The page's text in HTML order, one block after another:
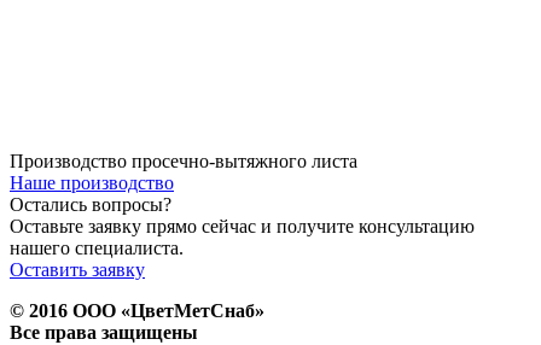
Производство просечно-вытяжного листа
Наше производство
Остались вопросы?
Оставьте заявку прямо сейчас и получите консультацию
нашего специалиста.
Оставить заявку
© 2016 ООО «ЦветМетСнаб»
Все права защищены